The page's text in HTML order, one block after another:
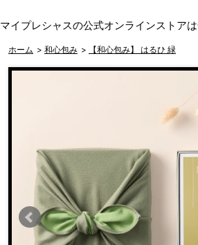
マイプレシャスの公式オンラインストア
ホーム > 和心包み > 【和心包み】 はるひ 緑